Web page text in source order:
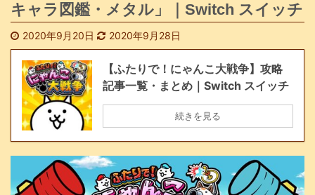
キャラ図鑑・メタル」｜Switch スイッチ
2020年9月20日 2020年9月28日
【ふたりで！にゃんこ大戦争】攻略
記事一覧・まとめ｜Switch スイッチ
続きを見る